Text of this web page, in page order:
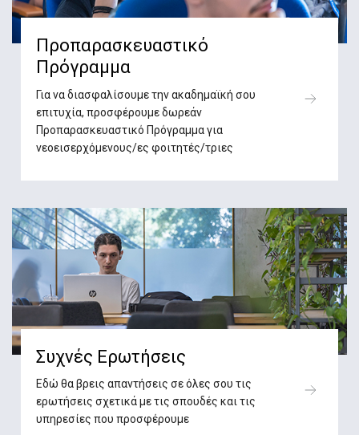
Προπαρασκευαστικό
Πρόγραμμα
Για να διασφαλίσουμε την ακαδημαϊκή σου
επιτυχία, προσφέρουμε δωρεάν
Προπαρασκευαστικό Πρόγραμμα για
νεοεισερχόμενους/ες φοιτητές/τριες
Συχνές Ερωτήσεις
Εδώ θα βρεις απαντήσεις σε όλες σου τις
ερωτήσεις σχετικά με τις σπουδές και τις
υπηρεσίες που προσφέρουμε